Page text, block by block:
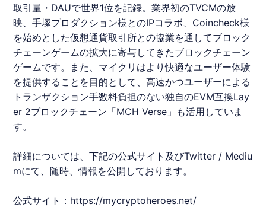
取引量・DAUで世界1位を記録。業界初のTVCMの放
映、手塚プロダクション様とのIPコラボ 、Coincheck様
を始めとした仮想通貨取引所との協業を通してブロック
チェーンゲームの拡大に寄与してきたブロックチェーン
ゲームです。また、マイクリはより快適なユーザー体験
を提供することを目的として、高速かつユーザーによる
トランザクション手数料負担のない独自のEVM互換Lay
er 2ブロックチェーン「MCH Verse」も活用していま
す。
詳細については、下記の公式サイト及びTwitter / Mediu
mにて、随時、情報を公開しております。
公式サイト： https://mycryptoheroes.net/